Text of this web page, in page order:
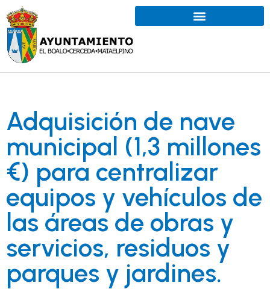
Adquisición de nave
municipal (1,3 millones
€) para centralizar
equipos y vehículos de
las áreas de obras y
servicios, residuos y
parques y jardines.